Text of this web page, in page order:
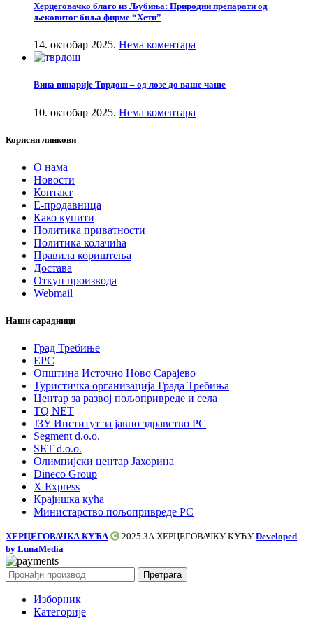
Херцеговачко благо из Љубиња: Природни препарати од
љековитог биља фирме “Хети”
14. октобар 2025. Нема коментара
Вина винарије Тврдош – од лозе до ваше чаше
10. октобар 2025. Нема коментара
Корисни линкови
О нама
Новости
Контакт
Е-продавница
Како купити
Политика приватности
Политика колачића
Правила кориштења
Достава
Откуп производа
Webmail
Наши сарадници
Град Требиње
ЕРС
Општина Источно Ново Сарајево
Туристичка организација Града Требиња
Центар за развој пољопривреде и села
TQ NET
ЈЗУ Институт за јавно здравство РС
Segment d.o.o.
SET d.o.o.
Олимпијски центар Јахорина
Dineco Group
X Express
Крајишка кућа
Министарство пољопривреде РС
ХЕРЦЕГОВАЧКА КУЋА 2025 ЗАХЕРЦЕГОВАЧКУ КУЋУ Developed
by LunaMedia
Претрага
Изборник
Категорије